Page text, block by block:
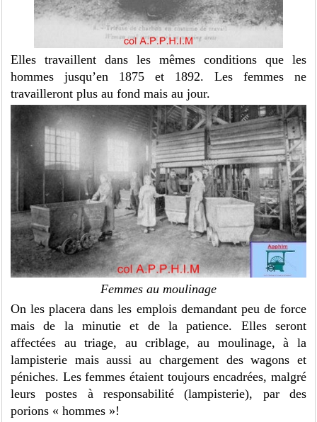
Elles travaillent dans les mêmes conditions que les
hommes jusqu’en 1875 et 1892. Les femmes ne
travailleront plus au fond mais au jour.
Femmes au moulinage
On les placera dans les emplois demandant peu de force
mais de la minutie et de la patience. Elles seront
affectées au triage, au criblage, au moulinage, à la
lampisterie mais aussi au chargement des wagons et
péniches. Les femmes étaient toujours encadrées, malgré
leurs postes à responsabilité (lampisterie), par des
porions « hommes »!